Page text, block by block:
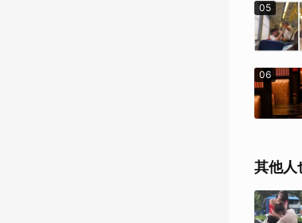
05
06
其他人